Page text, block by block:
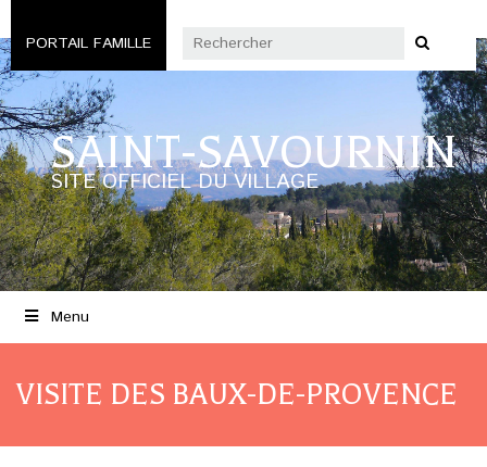
PORTAIL FAMILLE
SAINT-SAVOURNIN
SITE OFFICIEL DU VILLAGE
Menu
VISITE DES BAUX-DE-PROVENCE